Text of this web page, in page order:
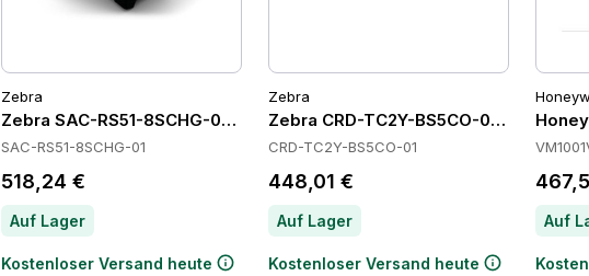
Zebra
Zebra SAC-RS51-8SCHG-01 Batteries
SAC-RS51-8SCHG-01
518,24 €
Auf Lager
Kostenloser Versand heute
Zebra
Zebra CRD-TC2Y-BS5CO-01 Cradles
CRD-TC2Y-BS5CO-01
448,01 €
Auf Lager
Kostenloser Versand heute
Auf